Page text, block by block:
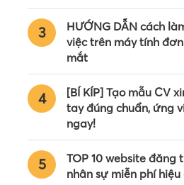
3
HƯỚNG DẪN cách
việc trên máy tính
mắt
4
[BÍ KÍP] Tạo mẫu CV
tay đúng chuẩn, ứng
ngay!
5
TOP 10 website đăng
nhân sự miễn phí hiệu